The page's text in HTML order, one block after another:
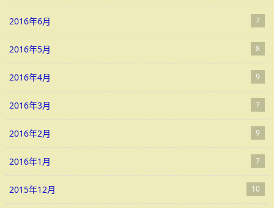
2016年6月 7
2016年5月 8
2016年4月 9
2016年3月 7
2016年2月 9
2016年1月 7
2015年12月 10